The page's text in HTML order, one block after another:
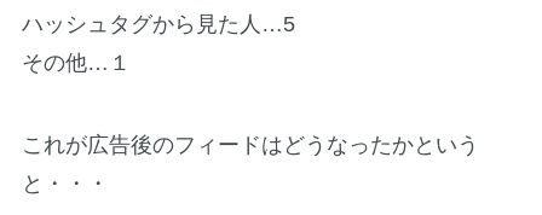
ハッシュタグから見た人…5
その他…１
これが広告後のフィードはどうなったかという
と・・・